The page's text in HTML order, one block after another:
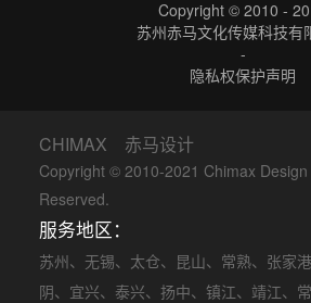
Copyright © 2010 -
苏州赤马文化传媒科技有
-
隐私权保护声明
CHIMAX 赤马设计
Copyright © 2010-2021 Chimax
Reserved.
服务地区：
苏州、 无锡、 太仓、 昆山、 常熟、 张家港
阴、 宜兴、 泰兴、 扬中、 镇江、 靖江、